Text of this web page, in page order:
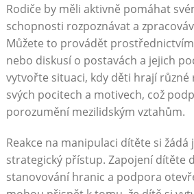
Rodiče by měli aktivně pomáhat
schopnosti rozpoznávat a
Můžete to provádět
nebo diskusí o postavách a jejich
vytvořte situaci, kdy děti hrají
svých pocitech a motivech, což
porozumění mezilidským vztahům.
Reakce na manipulaci dítěte si
strategický přístup. Zapojení dítěte
stanovování hranic a podpora